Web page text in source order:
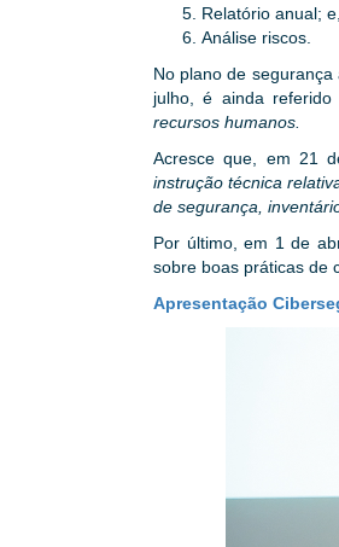
Relatório anual; e,
Análise riscos.
No plano de
julho, é ainda
recursos humanos.
Acresce que, em 21
instrução técnica
de segurança,
Por último, em 1 de
sobre boas práticas de
Apresentação